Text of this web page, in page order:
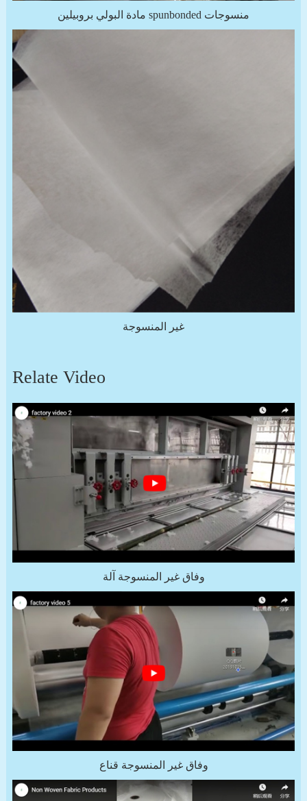
مادة البولي بروبيلين spunbonded منسوجات
غير المنسوجة
Relate Video
وفاق غير المنسوجة آلة
وفاق غير المنسوجة قناع